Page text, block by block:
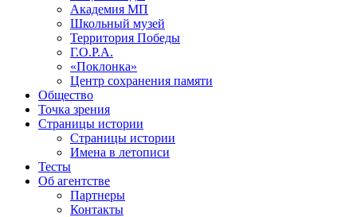
Академия МП
Школьный музей
Территория Победы
Г.О.Р.А.
«Поклонка»
Центр сохранения памяти
Общество
Точка зрения
Страницы истории
Страницы истории
Имена в летописи
Тесты
Об агентстве
Партнеры
Контакты